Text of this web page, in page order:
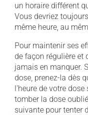
un horaire différent
Vous devriez
même heure, au
Pour maintenir ses
de façon régulière et
jamais en manquer.
dose, prenez-la dès
l'heure de votre
tomber la dose
suivante pour tenter